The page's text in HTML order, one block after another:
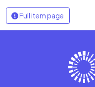
Full item page